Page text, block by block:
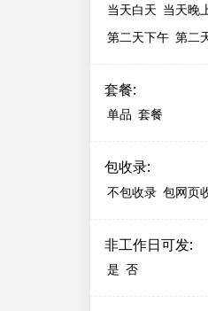
当天白天 当天晚
第二天下午 第二
套餐:
单品 套餐
包收录:
不包收录 包网页
非工作日可发:
是 否